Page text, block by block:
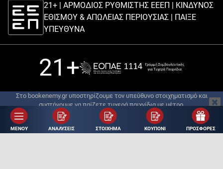
21+ | ΑΡΜΟΔΙΟΣ ΡΥΘΜΙΣΤΗΣ ΕΕΕΠ | ΚΙΝΔΥΝΟΣ
ΕΘΙΣΜΟΥ & ΑΠΩΛΕΙΑΣ ΠΕΡΙΟΥΣΙΑΣ |
ΠΑΙΞΕ
ΥΠΕΥΘΥΝΑ
21+
Στο bookenemy.gr υποστηρίζουμε τον υπεύθυνο στοιχηματισμό και
συστήνουμε να παίζετε τυχερά παιχνίδια με μέτρο.
© Copyright 2018 - 2026 | Σχεδιασμός ιστότοπου:
Digital Winners
| Ανάπτυξη
& Φιλοξενία Ιστοτόπου:
Digital Winners
ΜΕΝΟΥ ΑΝΑΛΥΣΕΙΣ ΣΤΟΙΧΗΜΑ ΚΟΥΠΟΝΙ ΠΡΟΣΦΟΡΕΣ